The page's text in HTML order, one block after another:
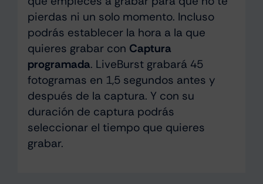
pierdas ni un solo momento. Incluso
podrás establecer la hora a la que
quieres grabar con Captura
programada. LiveBurst grabará 45
fotogramas en 1,5 segundos antes y
después de la captura. Y con su
duración de captura podrás
seleccionar el tiempo que quieres
grabar.